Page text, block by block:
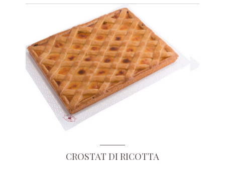
CROSTAT DI RICOTTA